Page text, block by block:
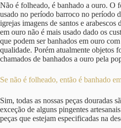
Não é folheado, é banhado a ouro. O
usado no período barroco no período
igrejas imagens de santos e
em ouro não é mais usado dado os
que podem ser banhados em ouro
qualidade. Porém atualmente objetos
chamados de banhados a ouro pela
Se não é folheado, então é banhado
Sim, todas as nossas peças douradas
exceção de alguns pingentes
peças que estejam especificadas na